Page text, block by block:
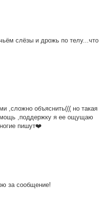
слёзы и дрожь по телу...что
,сложно объяснить((( но такая
,поддержку я ее ощущаю
пишут❤️
за сообщение!